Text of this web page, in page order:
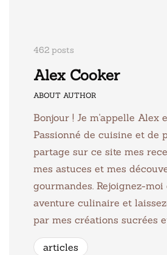
462 posts
Alex Cooker
ABOUT AUTHOR
Bonjour ! Je m'appelle Alex
Passionné de cuisine et de
partage sur ce site mes
mes astuces et mes
gourmandes. Rejoignez-moi
aventure culinaire et
par mes créations sucrées
articles